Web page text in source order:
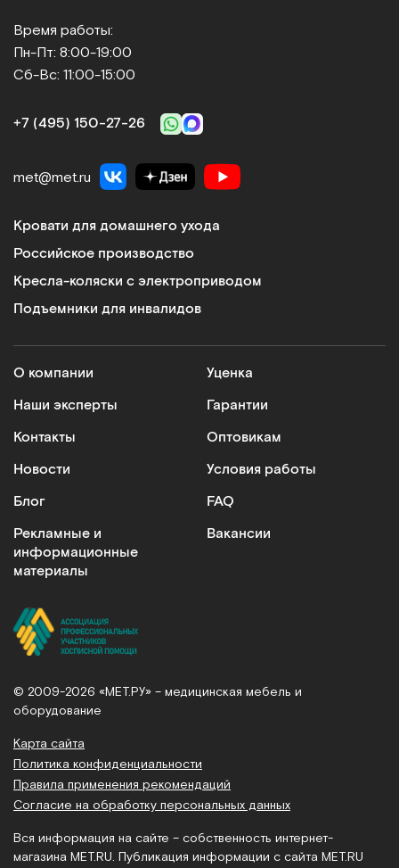
Время работы:
Пн-Пт: 8:00-19:00
Сб-Вс: 11:00-15:00
+7 (495) 150‑27‑26
met@met.ru
Кровати для домашнего ухода
Российское производство
Кресла-коляски с электроприводом
Подъемники для инвалидов
О компании
Наши эксперты
Контакты
Новости
Блог
Рекламные и
информационные
материалы
Уценка
Гарантии
Оптовикам
Условия работы
FAQ
Вакансии
© 2009-2026 «МЕТ.РУ» – медицинская мебель и
оборудование
Карта сайта
Политика конфиденциальности
Правила применения рекомендаций
Согласие на обработку персональных данных
Вся информация на сайте – собственность интернет-
магазина MET.RU. Публикация информации с сайта MET.RU